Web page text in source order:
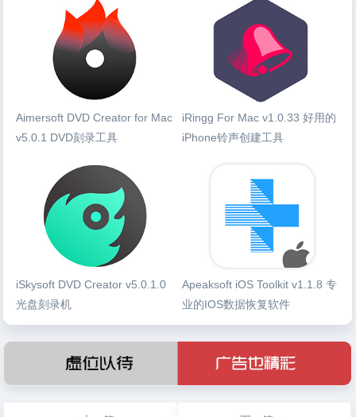
Aimersoft DVD Creator for Mac
v5.0.1 DVD刻录工具
iRingg For Mac v1.0.33 好用的
iPhone铃声创建工具
iSkysoft DVD Creator v5.0.1.0
光盘刻录机
Apeaksoft iOS Toolkit v1.1.8 专
业的IOS数据恢复软件